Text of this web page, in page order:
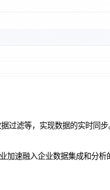
过滤等，实现数据的实时同步
速融入企业数据集成和分